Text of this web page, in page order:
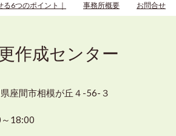
6つのポイント｜
事務所概要 お問合せ
作成センター
座間市相模が丘４-56-３
18:00